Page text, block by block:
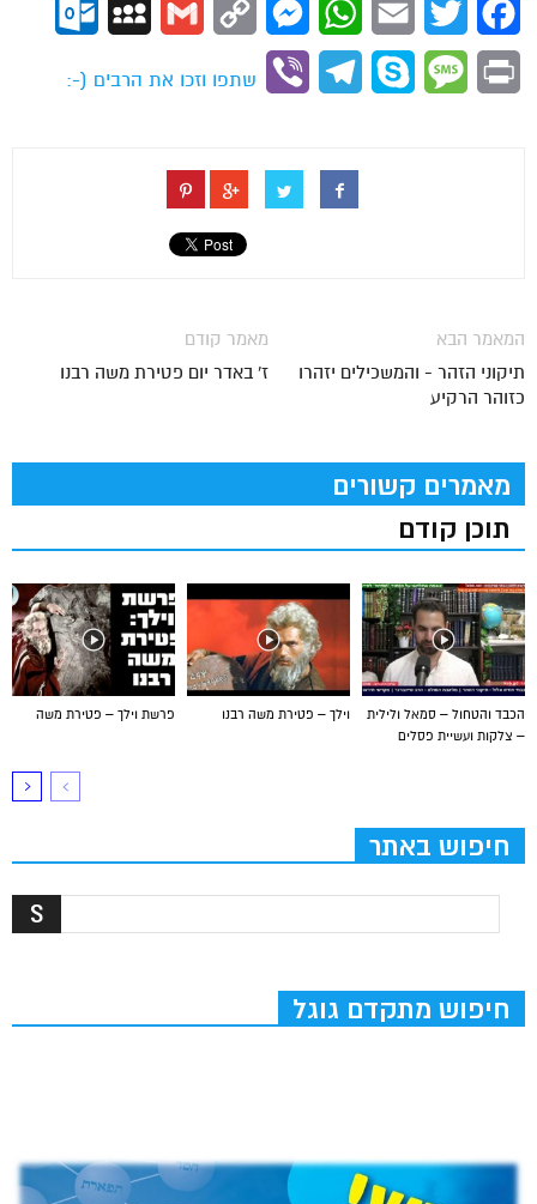
Facebook
Twitter
Email
WhatsApp
Messenger
Copy
Gmail
MySpace
Print
Message
Skype
Telegram
Viber
שתפו וזכו את הרבים (-:
מאמר קודם
ז' באדר יום פטירת משה רבנו
המאמר הבא
תיקוני הזהר - והמשכילים יזהרו
כזוהר הרקיע
מאמרים קשורים
תוכן קודם
פרשת וילך – פטירת משה וילך – פטירת משה רבנו
הכבד והטחול – סמאל ולילית
– צלקות ועשיית פסלים
חיפוש באתר
חיפוש מתקדם גוגל